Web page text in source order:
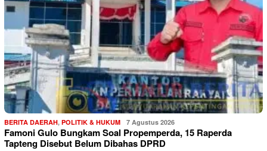
BERITA DAERAH, POLITIK & HUKUM 7 Agustus 2026
Famoni Gulo Bungkam Soal Propemperda, 15 Raperda
Tapteng Disebut Belum Dibahas DPRD